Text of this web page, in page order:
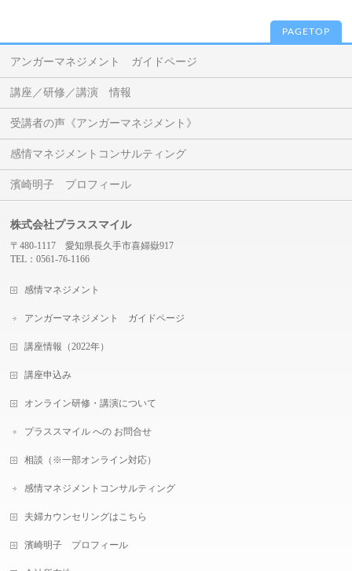
PAGETOP
アンガーマネジメント ガイドページ
講座／研修／講演 情報
受講者の声《アンガーマネジメント》
感情マネジメントコンサルティング
濱崎明子 プロフィール
株式会社プラススマイル
〒480-1117 愛知県長久手市喜婦嶽917
TEL：0561-76-1166
感情マネジメント
アンガーマネジメント ガイドページ
講座情報（2022年）
講座申込み
オンライン研修・講演について
プラススマイル への お問合せ
相談（※一部オンライン対応）
感情マネジメントコンサルティング
夫婦カウンセリングはこちら
濱崎明子 プロフィール